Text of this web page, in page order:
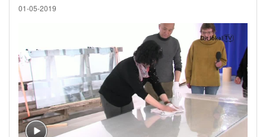
01-05-2019